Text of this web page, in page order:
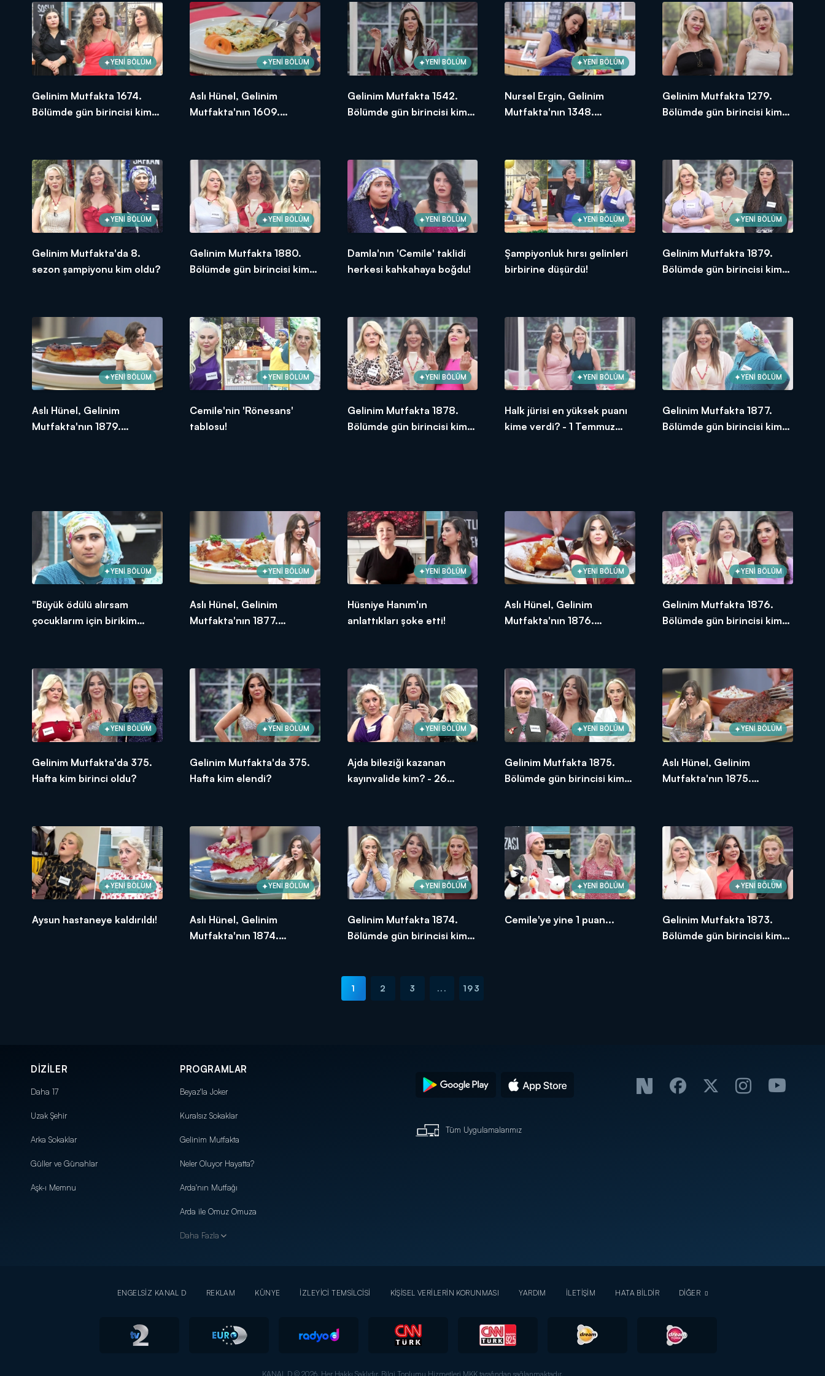
YENİ BÖLÜM
Gelinim Mutfakta 1674.
Bölümde gün birincisi kim
YENİ BÖLÜM
Aslı Hünel, Gelinim
Mutfakta'nın 1609.
YENİ BÖLÜM
Gelinim Mutfakta 1542.
Bölümde gün birincisi kim
YENİ BÖLÜM
Nursel Ergin, Gelinim
Mutfakta'nın 1348.
Gelinim Mutfakta 1279.
Bölümde gün birincisi kim
YENİ BÖLÜM
Gelinim Mutfakta'da 8.
sezon şampiyonu kim oldu?
YENİ BÖLÜM
Gelinim Mutfakta 1880.
Bölümde gün birincisi kim
YENİ BÖLÜM
Damla'nın 'Cemile' taklidi
herkesi kahkahaya boğdu!
YENİ BÖLÜM
Şampiyonluk hırsı gelinleri
birbirine düşürdü!
YENİ BÖLÜM
Gelinim Mutfakta 1879.
Bölümde gün birincisi kim
YENİ BÖLÜM
Aslı Hünel, Gelinim
Mutfakta'nın 1879.
YENİ BÖLÜM
Cemile'nin 'Rönesans'
tablosu!
YENİ BÖLÜM
Gelinim Mutfakta 1878.
Bölümde gün birincisi kim
YENİ BÖLÜM
Halk jürisi en yüksek puanı
kime verdi? - 1 Temmuz
YENİ BÖLÜM
Gelinim Mutfakta 1877.
Bölümde gün birincisi kim
YENİ BÖLÜM
"Büyük ödülü alırsam
çocuklarım için birikim
YENİ BÖLÜM
Aslı Hünel, Gelinim
Mutfakta'nın 1877.
YENİ BÖLÜM
Hüsniye Hanım'ın
anlattıkları şoke etti!
YENİ BÖLÜM
Aslı Hünel, Gelinim
Mutfakta'nın 1876.
YENİ BÖLÜM
Gelinim Mutfakta 1876.
Bölümde gün birincisi kim
YENİ BÖLÜM
Gelinim Mutfakta'da 375.
Hafta kim birinci oldu?
YENİ BÖLÜM
Gelinim Mutfakta'da 375.
Hafta kim elendi?
YENİ BÖLÜM
Ajda bileziği kazanan
kayınvalide kim? - 26
YENİ BÖLÜM
Gelinim Mutfakta 1875.
Bölümde gün birincisi kim
YENİ BÖLÜM
Aslı Hünel, Gelinim
Mutfakta'nın 1875.
YENİ BÖLÜM
Aysun hastaneye kaldırıldı!
YENİ BÖLÜM
Aslı Hünel, Gelinim
Mutfakta'nın 1874.
YENİ BÖLÜM
Gelinim Mutfakta 1874.
Bölümde gün birincisi kim
YENİ BÖLÜM
Cemile'ye yine 1 puan...
YENİ BÖLÜM
Gelinim Mutfakta 1873.
Bölümde gün birincisi kim
1 2 3 ... 193
DİZİLER
Daha 17
Uzak Şehir
Arka Sokaklar
Güller ve Günahlar
Aşk-ı Memnu
PROGRAMLAR
Beyaz'la Joker
Kuralsız Sokaklar
Gelinim Mutfakta
Neler Oluyor Hayatta?
Arda'nın Mutfağı
Arda ile Omuz Omuza
Daha Fazla
Tüm Uygulamalarımız
ENGELSİZ KANAL D REKLAM KÜNYE İZLEYİCİ TEMSİLCİSİ KİŞİSEL VERİLERİN KORUNMASI YARDIM İLETİŞİM HATA BİLDİR DİĞER
KANAL D © 2026. Her Hakkı Saklıdır. Bilgi Toplumu Hizmetleri MKK tarafından sağlanmaktadır.